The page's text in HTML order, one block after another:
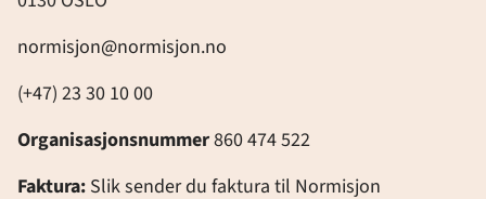
normisjon@normisjon.no
(+47) 23 30 10 00
Organisasjonsnummer860 474 522
Faktura: Slik sender du faktura til Normisjon